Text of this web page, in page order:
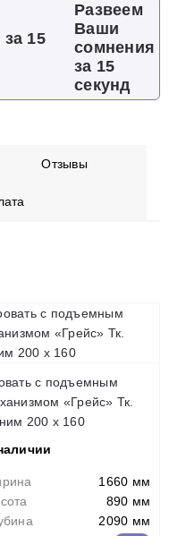
Развеем
Ваши
сомнения
за 15
секунд
Отзывы
с подъемным
«Грейс» Тк.
200 x 160
1660 мм
890 мм
2090 мм